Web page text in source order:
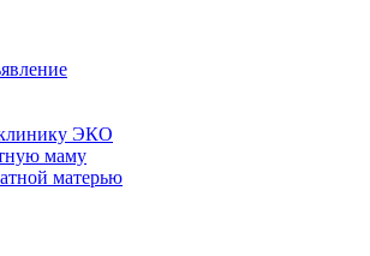
ЭКО
маму
матерью